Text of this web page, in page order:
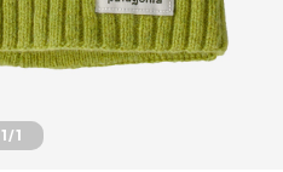
1/1